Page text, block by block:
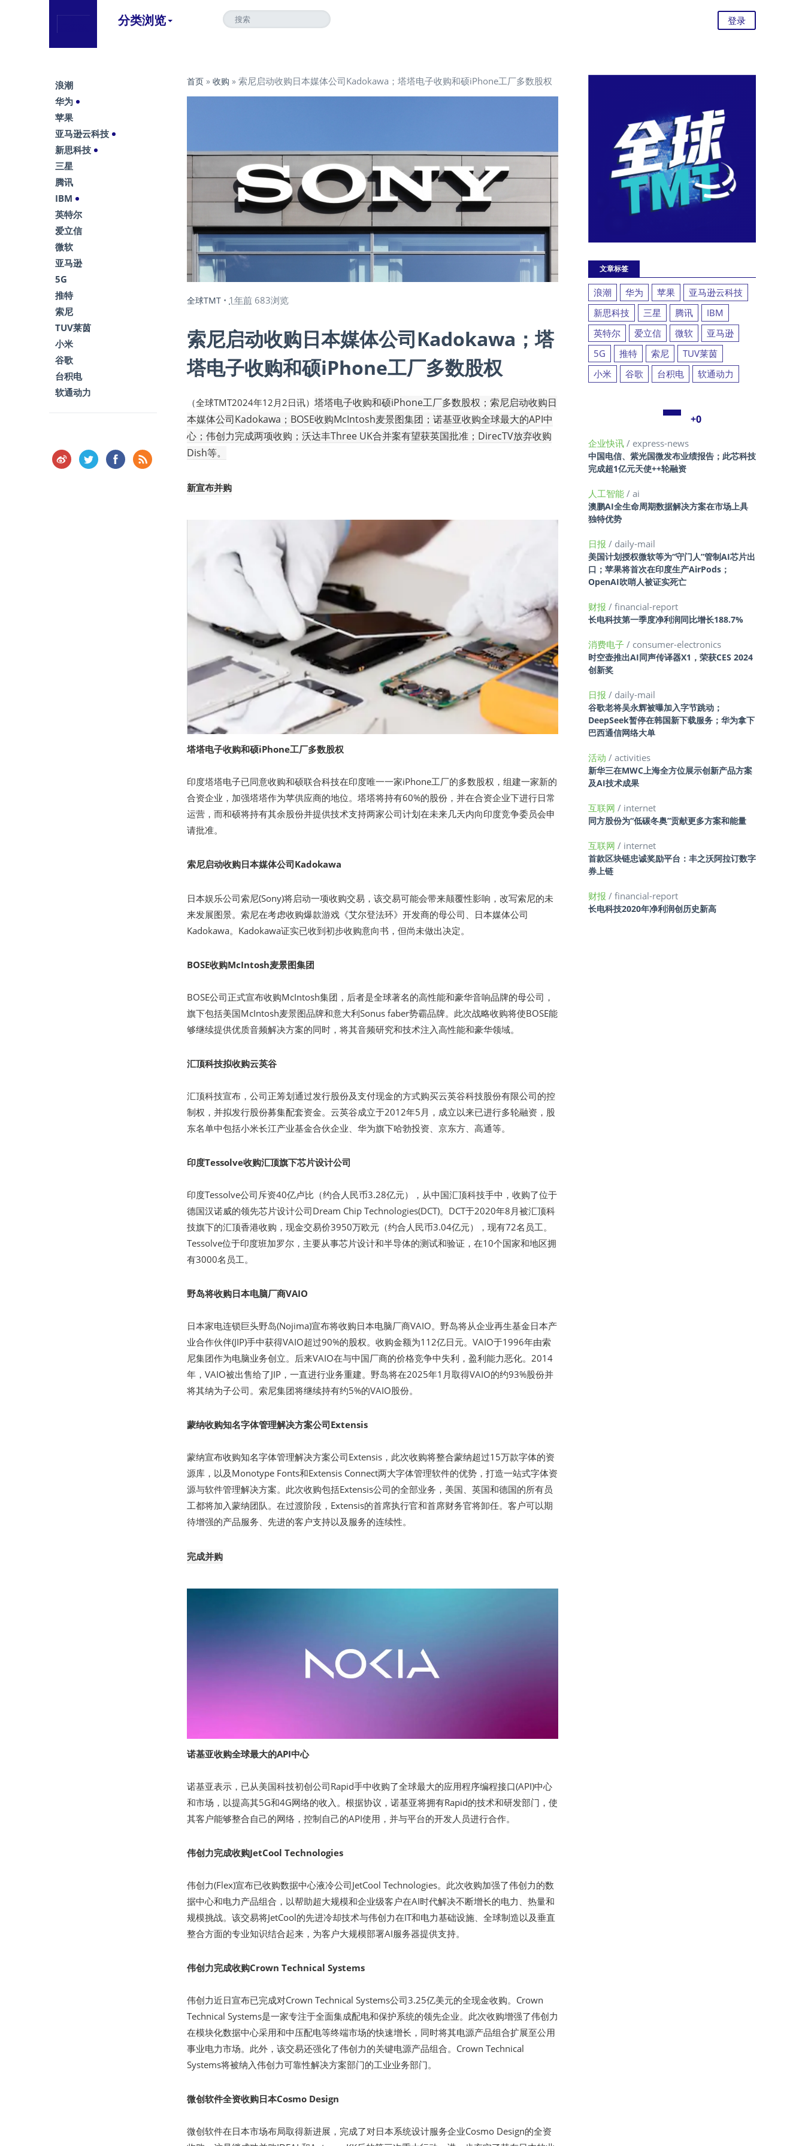
分类浏览 登录
首页 » 收购 » 索尼启动收购日本媒体公司Kadokawa；塔塔电子收购和硕iPhone工厂多数股权
全球TMT • 1年前 683浏览
索尼启动收购日本媒体公司Kadokawa；塔
塔电子收购和硕iPhone工厂多数股权
（全球TMT2024年12月2日讯） 塔塔电子收购和硕iPhone工厂多数股权；索尼启动收购日
本媒体公司Kadokawa；BOSE收购McIntosh麦景图集团；诺基亚收购全球最大的API中
心；伟创力完成两项收购；沃达丰Three UK合并案有望获英国批准；DirecTV放弃收购
Dish等。
新宣布并购
塔塔电子收购和硕iPhone工厂多数股权
印度塔塔电子已同意收购和硕联合科技在印度唯一一家iPhone工厂的多数股权，组建一家新的
合资企业，加强塔塔作为苹供应商的地位。塔塔将持有60%的股份，并在合资企业下进行日常
运营，而和硕将持有其余股份并提供技术支持两家公司计划在未来几天内向印度竞争委员会申
请批准。
索尼启动收购日本媒体公司Kadokawa
日本娱乐公司索尼(Sony)将启动一项收购交易，该交易可能会带来颠覆性影响，改写索尼的未
来发展图景。索尼在考虑收购爆款游戏《艾尔登法环》开发商的母公司、日本媒体公司
Kadokawa。Kadokawa证实已收到初步收购意向书，但尚未做出决定。
BOSE收购McIntosh麦景图集团
BOSE公司正式宣布收购McIntosh集团，后者是全球著名的高性能和豪华音响品牌的母公司，
旗下包括美国McIntosh麦景图品牌和意大利Sonus faber势霸品牌。此次战略收购将使BOSE能
够继续提供优质音频解决方案的同时，将其音频研究和技术注入高性能和豪华领域。
汇顶科技拟收购云英谷
汇顶科技宣布，公司正筹划通过发行股份及支付现金的方式购买云英谷科技股份有限公司的控
制权，并拟发行股份募集配套资金。云英谷成立于2012年5月，成立以来已进行多轮融资，股
东名单中包括小米长江产业基金合伙企业、华为旗下哈勃投资、京东方、高通等。
印度Tessolve收购汇顶旗下芯片设计公司
印度Tessolve公司斥资40亿卢比（约合人民币3.28亿元），从中国汇顶科技手中，收购了位于
德国汉诺威的领先芯片设计公司Dream Chip Technologies(DCT)。DCT于2020年8月被汇顶科
技旗下的汇顶香港收购，现金交易价3950万欧元（约合人民币3.04亿元），现有72名员工。
Tessolve位于印度班加罗尔，主要从事芯片设计和半导体的测试和验证，在10个国家和地区拥
有3000名员工。
野岛将收购日本电脑厂商VAIO
日本家电连锁巨头野岛(Nojima)宣布将收购日本电脑厂商VAIO。野岛将从企业再生基金日本产
业合作伙伴(JIP)手中获得VAIO超过90%的股权。收购金额为112亿日元。VAIO于1996年由索
尼集团作为电脑业务创立。后来VAIO在与中国厂商的价格竞争中失利，盈利能力恶化。2014
年，VAIO被出售给了JIP，一直进行业务重建。野岛将在2025年1月取得VAIO的约93%股份并
将其纳为子公司。索尼集团将继续持有约5%的VAIO股份。
蒙纳收购知名字体管理解决方案公司Extensis
蒙纳宣布收购知名字体管理解决方案公司Extensis，此次收购将整合蒙纳超过15万款字体的资
源库，以及Monotype Fonts和Extensis Connect两大字体管理软件的优势，打造一站式字体资
源与软件管理解决方案。此次收购包括Extensis公司的全部业务，美国、英国和德国的所有员
工都将加入蒙纳团队。在过渡阶段，Extensis的首席执行官和首席财务官将卸任。客户可以期
待增强的产品服务、先进的客户支持以及服务的连续性。
完成并购
诺基亚收购全球最大的API中心
诺基亚表示，已从美国科技初创公司Rapid手中收购了全球最大的应用程序编程接口(API)中心
和市场，以提高其5G和4G网络的收入。根据协议，诺基亚将拥有Rapid的技术和研发部门，使
其客户能够整合自己的网络，控制自己的API使用，并与平台的开发人员进行合作。
伟创力完成收购JetCool Technologies
伟创力(Flex)宣布已收购数据中心液冷公司JetCool Technologies。此次收购加强了伟创力的数
据中心和电力产品组合，以帮助超大规模和企业级客户在AI时代解决不断增长的电力、热量和
规模挑战。该交易将JetCool的先进冷却技术与伟创力在IT和电力基础设施、全球制造以及垂直
整合方面的专业知识结合起来，为客户大规模部署AI服务器提供支持。
伟创力完成收购Crown Technical Systems
伟创力近日宣布已完成对Crown Technical Systems公司3.25亿美元的全现金收购。Crown
Technical Systems是一家专注于全面集成配电和保护系统的领先企业。此次收购增强了伟创力
在模块化数据中心采用和中压配电等终端市场的快速增长，同时将其电源产品组合扩展至公用
事业电力市场。此外，该交易还强化了伟创力的关键电源产品组合。Crown Technical
Systems将被纳入伟创力可靠性解决方案部门的工业业务部门。
微创软件全资收购日本Cosmo Design
微创软件在日本市场布局取得新进展，完成了对日本系统设计服务企业Cosmo Design的全资
浪潮
华为
苹果
亚马逊云科技
新思科技
三星
腾讯
IBM
英特尔
爱立信
微软
亚马逊
5G
推特
索尼
TUV莱茵
小米
谷歌
台积电
软通动力
文章标签
浪潮 华为 苹果
亚马逊云科技
新思科技
三星 腾讯
IBM
英特尔
爱立信 微软
亚马逊
5G
推特 索尼
TUV莱茵
小米
谷歌 台积电 软通动力
+0
企业快讯 / express-news
中国电信、紫光国微发布业绩报告；此芯科技
完成超1亿元天使++轮融资
人工智能 / ai
澳鹏AI全生命周期数据解决方案在市场上具
独特优势
日报 / daily-mail
美国计划授权微软等为“守门人”管制AI芯片出
口；苹果将首次在印度生产AirPods；
OpenAI吹哨人被证实死亡
财报 / financial-report
长电科技第一季度净利润同比增长188.7%
消费电子 / consumer-electronics
时空壶推出AI同声传译器X1，荣获CES 2024
创新奖
日报 / daily-mail
谷歌老将吴永辉被曝加入字节跳动；
DeepSeek暂停在韩国新下载服务；华为拿下
巴西通信网络大单
活动 / activities
新华三在MWC上海全方位展示创新产品方案
及AI技术成果
互联网 / internet
同方股份为“低碳冬奥”贡献更多方案和能量
互联网 / internet
首款区块链忠诚奖励平台：丰之沃阿拉订数字
券上链
财报 / financial-report
长电科技2020年净利润创历史新高